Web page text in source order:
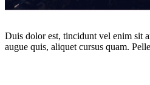
Mont Blanc
Duis dolor est, tincidunt vel enim sit
augue quis, aliquet cursus quam.